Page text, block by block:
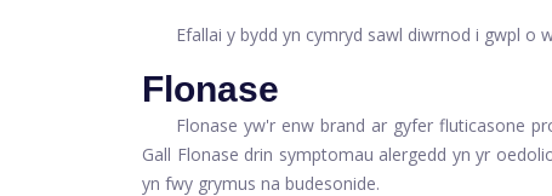
Efallai y bydd yn cymryd sawl diwrnod i gwpl o
Flonase
Flonase yw'r enw brand ar gyfer fluticasone
Gall Flonase drin symptomau alergedd yn yr
yn fwy grymus na budesonide.